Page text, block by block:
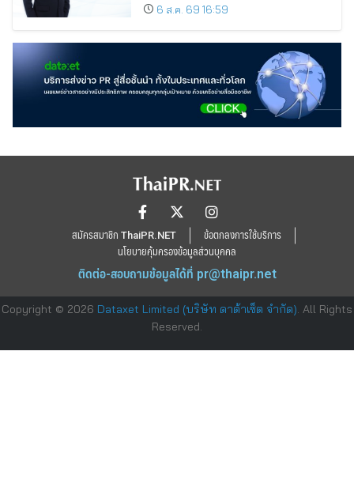
ลงทุนเพื่อการเติบโตระยะยาว
6 ส.ค. 69 16:59
สมัครสมาชิก ThaiPR.NET
ข้อตกลงการใช้บริการ
นโยบายคุ้มครองข้อมูลส่วนบุคคล
ติดต่อ-สอบถามข้อมูลได้ที่ pr@thaipr.net
Copyright © 2026 Dataxet Limited (บริษัท ดาต้าเซ็ต จำกัด). All Rights
Reserved.